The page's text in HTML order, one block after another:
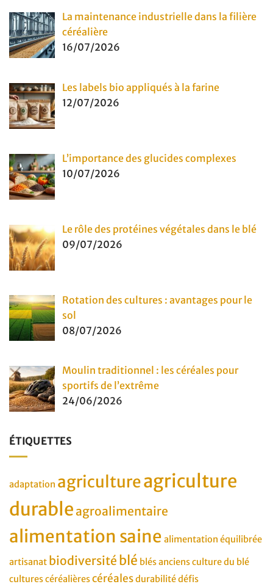
La maintenance industrielle dans la filière
céréalière
16/07/2026
Les labels bio appliqués à la farine
12/07/2026
L’importance des glucides complexes
10/07/2026
Le rôle des protéines végétales dans le blé
09/07/2026
Rotation des cultures : avantages pour le
sol
08/07/2026
Moulin traditionnel : les céréales pour
sportifs de l’extrême
24/06/2026
ÉTIQUETTES
adaptation agricultureagriculture
durable agroalimentaire
alimentation saine alimentation équilibrée
artisanat biodiversité blé blés anciensculture du blé
cultures céréalièrescéréalesdurabilitédéfis